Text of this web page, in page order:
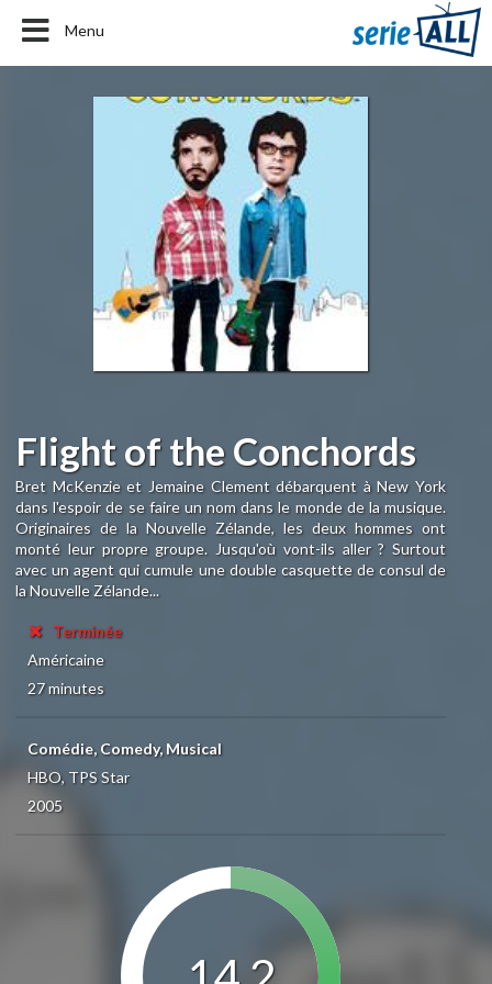
Menu
Flight of the Conchords
Bret McKenzie et Jemaine Clement débarquent à New York
dans l'espoir de se faire un nom dans le monde de la musique.
Originaires de la Nouvelle Zélande, les deux hommes ont
monté leur propre groupe. Jusqu'où vont-ils aller ? Surtout
avec un agent qui cumule une double casquette de consul de
la Nouvelle Zélande...
Terminée
Américaine
27 minutes
Comédie, Comedy, Musical
HBO, TPS Star
2005